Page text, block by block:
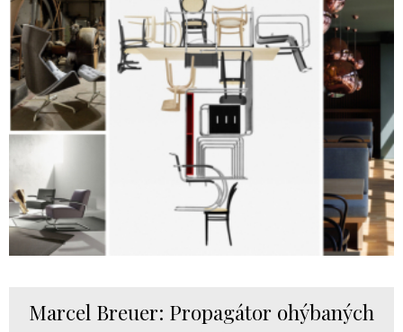
Marcel Breuer: Propagátor ohýbaných